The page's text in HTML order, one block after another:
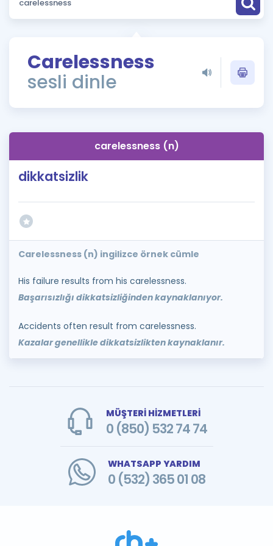
ÖSYM Sınav Takvimi
Kampanyalar
İngilizce Gramer
Carelessness
sesli dinle
carelessness (n)
dikkatsizlik
Carelessness (n) ingilizce örnek cümle
His failure results from his carelessness.
Başarısızlığı dikkatsizliğinden kaynaklanıyor.
Accidents often result from carelessness.
Kazalar genellikle dikkatsizlikten kaynaklanır.
MÜŞTERİ HİZMETLERİ
0 (850) 532 74 74
WHATSAPP YARDIM
0 (532) 365 01 08